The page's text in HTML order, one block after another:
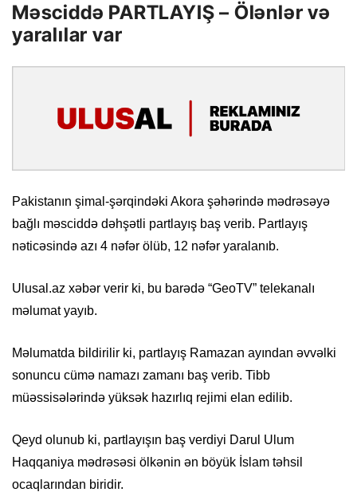
Məsciddə PARTLAYIŞ – Ölənlər və
yaralılar var
Pakistanın şimal-şərqindəki Akora şəhərində mədrəsəyə
bağlı məsciddə dəhşətli partlayış baş verib. Partlayış
nəticəsində azı 4 nəfər ölüb, 12 nəfər yaralanıb.
Ulusal.az xəbər verir ki, bu barədə “GeoTV” telekanalı
məlumat yayıb.
Məlumatda bildirilir ki, partlayış Ramazan ayından əvvəlki
sonuncu cümə namazı zamanı baş verib. Tibb
müəssisələrində yüksək hazırlıq rejimi elan edilib.
Qeyd olunub ki, partlayışın baş verdiyi Darul Ulum
Haqqaniya mədrəsəsi ölkənin ən böyük İslam təhsil
ocaqlarından biridir.